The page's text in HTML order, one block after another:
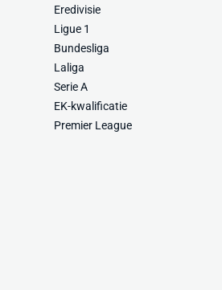
Eredivisie
Ligue 1
Bundesliga
Laliga
Serie A
EK-kwalificatie
Premier League